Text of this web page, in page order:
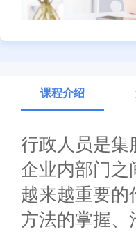
课程介绍
行政人员是集
企业内部门之
越来越重要的
方法的掌握、